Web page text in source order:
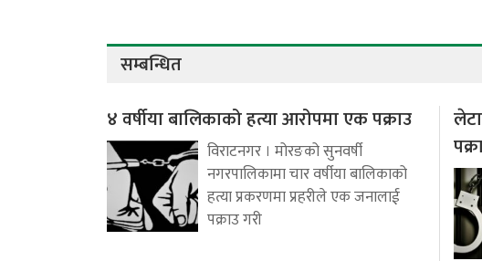
सम्बन्धित
४ वर्षीया बालिकाको हत्या आरोपमा एक पक्राउ
विराटनगर । मोरङको सुनवर्षी
नगरपालिकामा चार वर्षीया बालिकाको
हत्या प्रकरणमा प्रहरीले एक जनालाई
पक्राउ गरी